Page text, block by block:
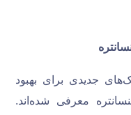
جدیدی برای بهبود
معرفی شده‌اند.